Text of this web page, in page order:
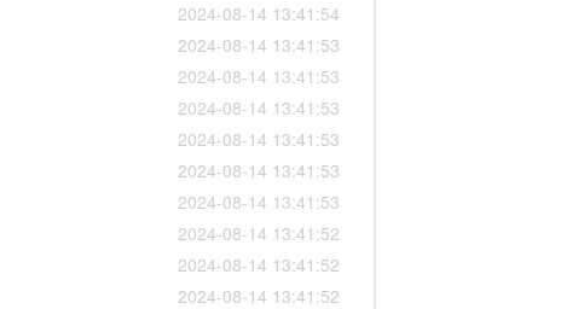
2024-08-14 13:41:54
2024-08-14 13:41:53
2024-08-14 13:41:53
2024-08-14 13:41:53
2024-08-14 13:41:53
2024-08-14 13:41:53
2024-08-14 13:41:53
2024-08-14 13:41:52
2024-08-14 13:41:52
2024-08-14 13:41:52